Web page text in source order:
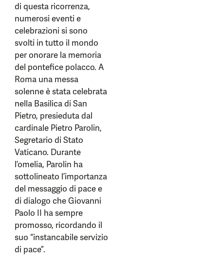
di questa ricorrenza,
numerosi eventi e
celebrazioni si sono
svolti in tutto il mondo
per onorare la memoria
del pontefice polacco. A
Roma una messa
solenne è stata celebrata
nella Basilica di San
Pietro, presieduta dal
cardinale Pietro Parolin,
Segretario di Stato
Vaticano. Durante
l’omelia, Parolin ha
sottolineato l’importanza
del messaggio di pace e
di dialogo che Giovanni
Paolo II ha sempre
promosso, ricordando il
suo “instancabile servizio
di pace”.